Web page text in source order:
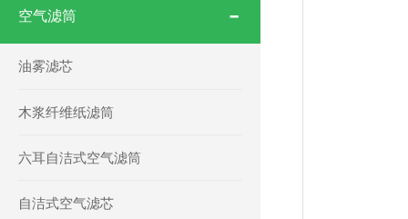
空气滤筒
油雾滤芯
木浆纤维纸滤筒
六耳自洁式空气滤筒
自洁式空气滤芯